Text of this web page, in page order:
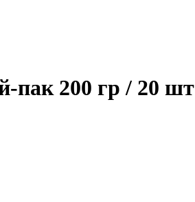
пак 200 гр / 20 шт